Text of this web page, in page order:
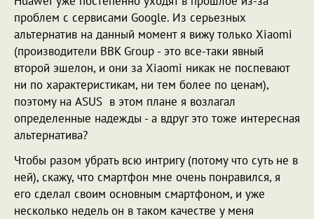
проблем с сервисами Google. Из серьезных
альтернатив на данный момент я вижу только Xiaomi
(производители BBK Group - это все-таки явный
второй эшелон, и они за Xiaomi никак не поспевают
ни по характеристикам, ни тем более по ценам),
поэтому на ASUS в этом плане я возлагал
определенные надежды - а вдруг это тоже интересная
альтернатива?
Чтобы разом убрать всю интригу (потому что суть не в
ней), скажу, что смартфон мне очень понравился, я
его сделал своим основным смартфоном, и уже
несколько недель он в таком качестве у меня